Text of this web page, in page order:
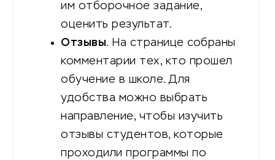
им отборочное задание,
оценить результат.
Отзывы. На странице собраны
комментарии тех, кто прошел
обучение в школе. Для
удобства можно выбрать
направление, чтобы изучить
отзывы студентов, которые
проходили программы по